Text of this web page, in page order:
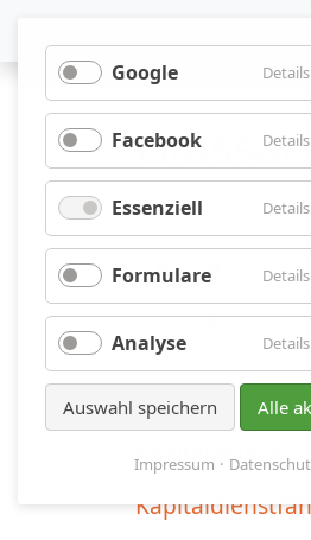
Google
Facebook
Essenziell
Formulare
Analyse
Auswahl speichern Alle
Impressum
C
Y Z
Kapitalanlage